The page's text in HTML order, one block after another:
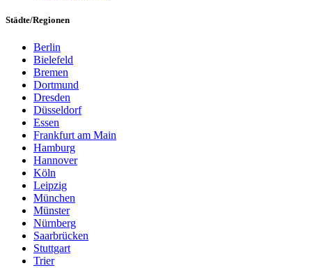
Städte/Regionen
Berlin
Bielefeld
Bremen
Dortmund
Dresden
Düsseldorf
Essen
Frankfurt am Main
Hamburg
Hannover
Köln
Leipzig
München
Münster
Nürnberg
Saarbrücken
Stuttgart
Trier